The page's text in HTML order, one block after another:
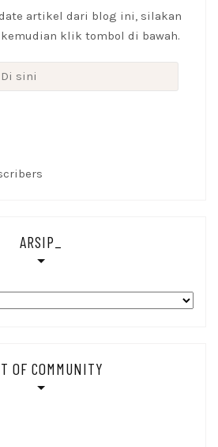
artikel dari blog ini, silakan
klik tombol di bawah.
ARSIP_
OF COMMUNITY